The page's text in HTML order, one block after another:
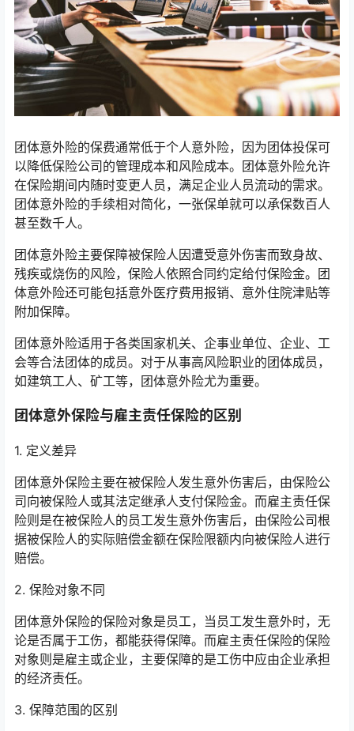
团体意外险的保费通常低于个人意外险，因为团体投保可
以降低保险公司的管理成本和风险成本。团体意外险允许
在保险期间内随时变更人员，满足企业人员流动的需求。
团体意外险的手续相对简化，一张保单就可以承保数百人
甚至数千人。
团体意外险主要保障被保险人因遭受意外伤害而致身故、
残疾或烧伤的风险，保险人依照合同约定给付保险金。团
体意外险还可能包括意外医疗费用报销、意外住院津贴等
附加保障。
团体意外险适用于各类国家机关、企事业单位、企业、工
会等合法团体的成员。对于从事高风险职业的团体成员，
如建筑工人、矿工等，团体意外险尤为重要。
团体意外保险与雇主责任保险的区别
1. 定义差异
团体意外保险主要在被保险人发生意外伤害后，由保险公
司向被保险人或其法定继承人支付保险金。而雇主责任保
险则是在被保险人的员工发生意外伤害后，由保险公司根
据被保险人的实际赔偿金额在保险限额内向被保险人进行
赔偿。
2. 保险对象不同
团体意外保险的保险对象是员工，当员工发生意外时，无
论是否属于工伤，都能获得保障。而雇主责任保险的保险
对象则是雇主或企业，主要保障的是工伤中应由企业承担
的经济责任。
3. 保障范围的区别